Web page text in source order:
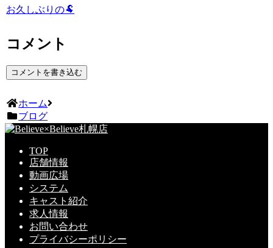
お久しぶりの🐏
コメント
コメントを書き込む
ホーム
ブログ
TOP
店舗情報
動画広場
システム
キャスト紹介
求人情報
お問い合わせ
プライバシーポリシー